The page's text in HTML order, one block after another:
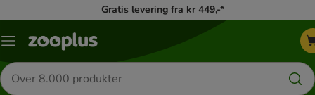
Gratis levering fra kr 449,-*
Menu
Søg
efter